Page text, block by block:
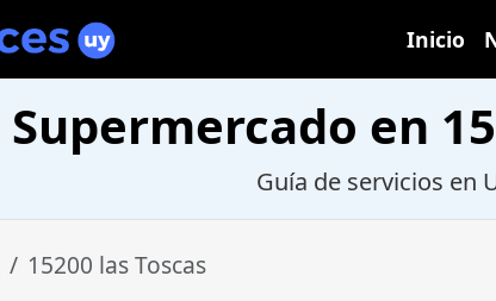
Inicio
Supermercado en
Guía de servicios en
15200 las Toscas